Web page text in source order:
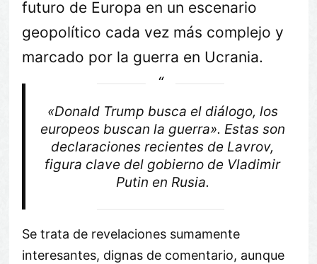
futuro de Europa en un escenario
geopolítico cada vez más complejo y
marcado por la guerra en Ucrania.
«Donald Trump busca el diálogo, los
europeos buscan la guerra». Estas son
declaraciones recientes de Lavrov,
figura clave del gobierno de Vladimir
Putin en Rusia.
Se trata de revelaciones sumamente
interesantes, dignas de comentario, aunque